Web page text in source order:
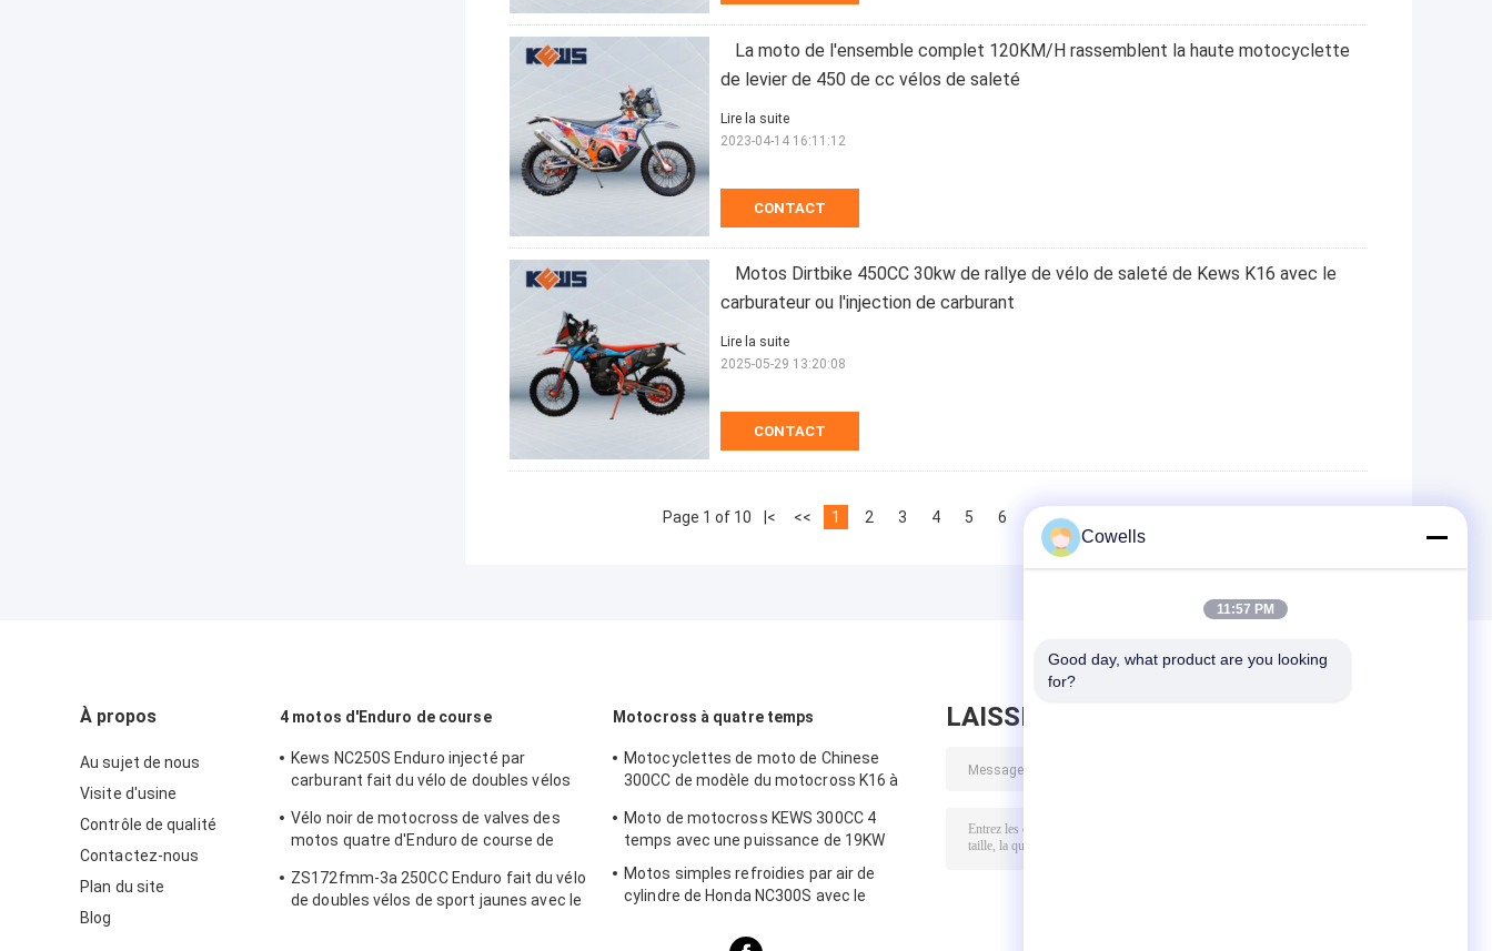
La moto de l'ensemble complet 120KM/H rassemblent la haute motocyclette
de levier de 450 de cc vélos de saleté
CONTACT
Lire la suite
2023-04-14 16:11:12
Motos Dirtbike 450CC 30kw de rallye de vélo de saleté de Kews K16 avec le
carburateur ou l'injection de carburant
CONTACT
Lire la suite
2025-05-29 13:20:08
Page 1 of 10 |< << 1 2 3 4 5 6 8
À propos
Au sujet de nous
Visite d'usine
Contrôle de qualité
Contactez-nous
Plan du site
Blog
4 motos d'Enduro de course
Kews NC250S Enduro injecté par
carburant fait du vélo de doubles vélos
Vélo noir de motocross de valves des
motos quatre d'Enduro de course de
ZS172fmm-3a 250CC Enduro fait du vélo
de doubles vélos de sport jaunes avec le
Motocross à quatre temps
Motocyclettes de moto de Chinese
300CC de modèle du motocross K16 à
Moto de motocross KEWS 300CC 4
temps avec une puissance de 19KW
Motos simples refroidies par air de
cylindre de Honda NC300S avec le
LAISSEZ UN MESSAGE
Cowells
11:57 PM
Good day, what product are you looking
for?